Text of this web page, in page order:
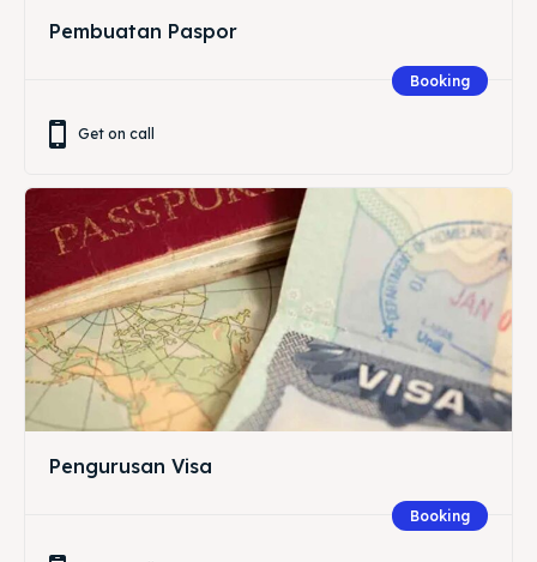
Pembuatan Paspor
Booking
Get on call
Pengurusan Visa
Booking